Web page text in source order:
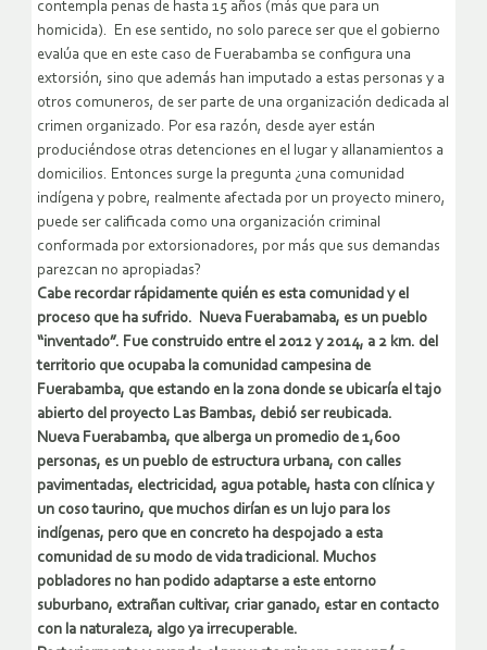
contempla penas de hasta 15 años (más que para un
homicida). En ese sentido, no solo parece ser que el gobierno
evalúa que en este caso de Fuerabamba se configura una
extorsión, sino que además han imputado a estas personas y a
otros comuneros, de ser parte de una organización dedicada al
crimen organizado. Por esa razón, desde ayer están
produciéndose otras detenciones en el lugar y allanamientos a
domicilios. Entonces surge la pregunta ¿una comunidad
indígena y pobre, realmente afectada por un proyecto minero,
puede ser calificada como una organización criminal
conformada por extorsionadores, por más que sus demandas
parezcan no apropiadas?
Cabe recordar rápidamente quién es esta comunidad y el
proceso que ha sufrido. Nueva Fuerabamaba, es un pueblo
“inventado”. Fue construido entre el 2012 y 2014, a 2 km. del
territorio que ocupaba la comunidad campesina de
Fuerabamba, que estando en la zona donde se ubicaría el tajo
abierto del proyecto Las Bambas, debió ser reubicada.
Nueva Fuerabamba, que alberga un promedio de 1,600
personas, es un pueblo de estructura urbana, con calles
pavimentadas, electricidad, agua potable, hasta con clínica y
un coso taurino, que muchos dirían es un lujo para los
indígenas, pero que en concreto ha despojado a esta
comunidad de su modo de vida tradicional. Muchos
pobladores no han podido adaptarse a este entorno
suburbano, extrañan cultivar, criar ganado, estar en contacto
con la naturaleza, algo ya irrecuperable.